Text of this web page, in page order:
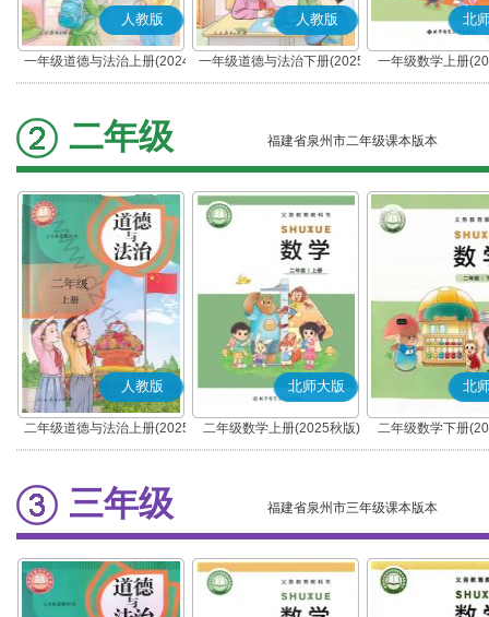
人教版
一年级道德与法治上册(2024
秋版)(部编版)
人教版
一年级道德与法治下册(2025
春版)(部编版)
北
一年级数学上册
二年级 福建省泉州市二年级课本版本
人教版
二年级道德与法治上册(2025
秋版)(部编版)
北师大版
二年级数学上册(2025秋版)
北
二年级数学下册
三年级 福建省泉州市三年级课本版本